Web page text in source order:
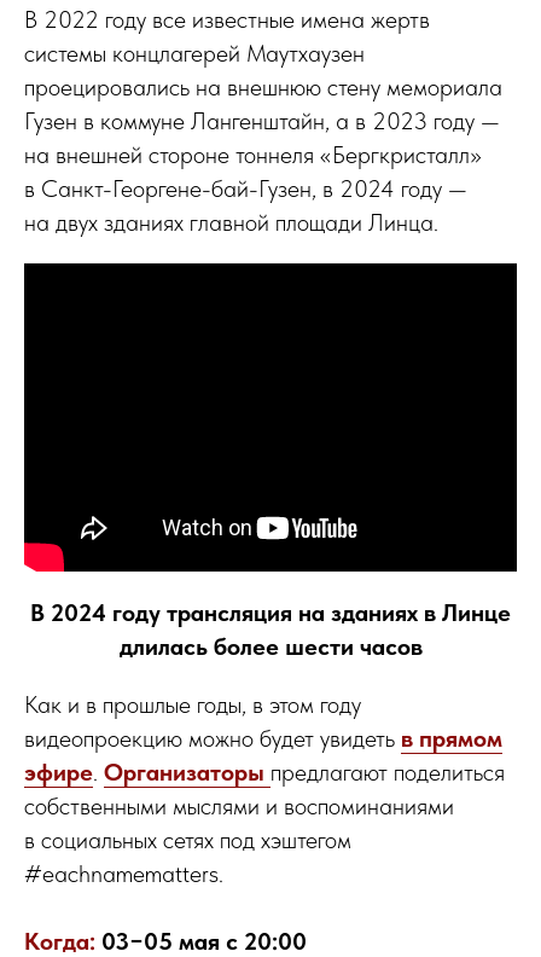
В 2022 году все известные имена жертв
системы концлагерей Маутхаузен
проецировались на внешнюю стену мемориала
Гузен в коммуне Лангенштайн, а в 2023 году —
на внешней стороне тоннеля «Бергкристалл»
в Санкт-Георгене-бай-Гузен, в 2024 году —
на двух зданиях главной площади Линца.
В 2024 году трансляция на зданиях в Линце
длилась более шести часов
Как и в прошлые годы, в этом году
видеопроекцию можно будет увидеть в прямом
эфире. Организаторы предлагают поделиться
собственными мыслями и воспоминаниями
в социальных сетях под хэштегом
#eachnamematters.
Когда: 03−05 мая с 20:00